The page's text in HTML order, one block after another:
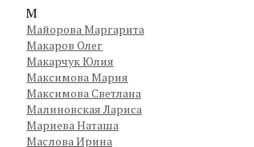
М
Майорова Маргарита
Макаров Олег
Макарчук Юлия
Максимова Мария
Максимова Светлана
Малиновская Лариса
Мариева Наташа
Маслова Ирина